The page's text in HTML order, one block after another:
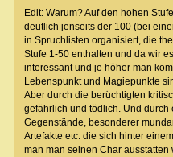
Edit: Warum? Auf den hohen
deutlich jenseits der 100 (bei
in Spruchlisten organisiert, die
Stufe 1-50 enthalten und da wir
interessant und je höher man
Lebenspunkt und Magiepunkte
Aber durch die berüchtigten
gefährlich und tödlich. Und
Gegenstände, besonderer
Artefakte etc. die sich hinter
man man seinen Char